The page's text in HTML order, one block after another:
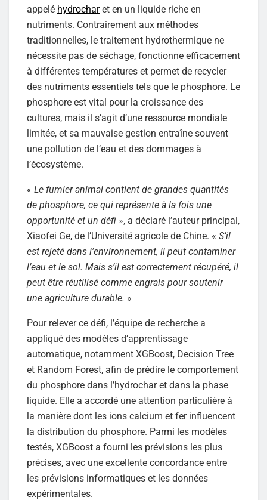
appelé hydrocharet en un liquide riche en
nutriments. Contrairement aux méthodes
traditionnelles, le traitement hydrothermique ne
nécessite pas de séchage, fonctionne efficacement
à différentes températures et permet de recycler
des nutriments essentiels tels que le phosphore. Le
phosphore est vital pour la croissance des
cultures, mais il s’agit d’une ressource mondiale
limitée, et sa mauvaise gestion entraîne souvent
une pollution de l’eau et des dommages à
l’écosystème.
« Le fumier animal contient de grandes quantités
de phosphore, ce qui représente à la fois une
opportunité et un défi », a déclaré l’auteur principal,
Xiaofei Ge, de l’Université agricole de Chine. « S’il
est rejeté dans l’environnement, il peut contaminer
l’eau et le sol. Mais s’il est correctement récupéré, il
peut être réutilisé comme engrais pour soutenir
une agriculture durable. »
Pour relever ce défi, l’équipe de recherche a
appliqué des modèles d’apprentissage
automatique, notamment XGBoost, Decision Tree
et Random Forest, afin de prédire le comportement
du phosphore dans l’hydrochar et dans la phase
liquide. Elle a accordé une attention particulière à
la manière dont les ions calcium et fer influencent
la distribution du phosphore. Parmi les modèles
testés, XGBoost a fourni les prévisions les plus
précises, avec une excellente concordance entre
les prévisions informatiques et les données
expérimentales.